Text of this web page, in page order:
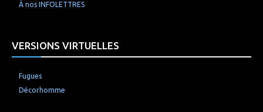
À nos INFOLETTRES
VERSIONS VIRTUELLES
Fugues
Décorhomme